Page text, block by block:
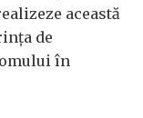
această
de
în